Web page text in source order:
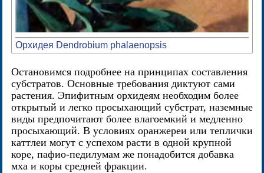
Орхидея Dendrobium phalaenopsis
Остановимся подробнее на принципах составления
субстратов. Основные требования диктуют сами
растения. Эпифитным орхидеям необходим более
открытый и легко просыхающий субстрат, наземные
виды предпочитают более влагоемкий и медленно
просыхающий. В условиях оранжереи или теплички
каттлеи могут с успехом расти в одной крупной
коре, пафио-педилумам же понадобится добавка
мха и коры средней фракции.